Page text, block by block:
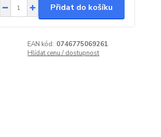
Přidat do košíku
EAN kód: 0746775069261
Hlídat cenu / dostupnost